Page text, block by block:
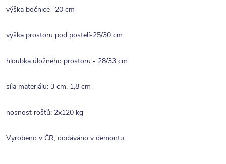
výška bočnice- 20 cm
výška prostoru pod postelí-25/30 cm
hloubka úložného prostoru - 28/33 cm
síla materiálu: 3 cm, 1,8 cm
nosnost roštů: 2x120 kg
Vyrobeno v ČR, dodáváno v demontu.